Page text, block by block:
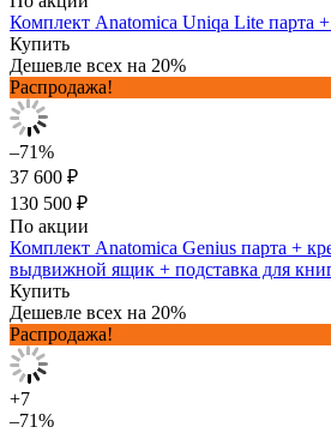
Комплект Anatomica Uniqa Lite парта
Купить
Дешевле всех на 20%
Распродажа!
–71%
37 600 ₽
130 500 ₽
По акции
Комплект Anatomica Genius парта +
выдвижной ящик + подставка для
Купить
Дешевле всех на 20%
Распродажа!
+7
–71%